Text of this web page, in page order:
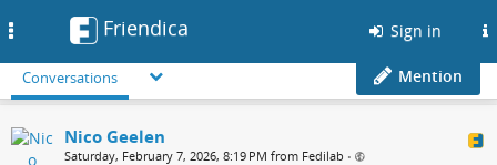
Friendica Sign in
Conversations Mention
Nico Geelen
Saturday, February 7, 2026, 8:19 PM from Fedilab •